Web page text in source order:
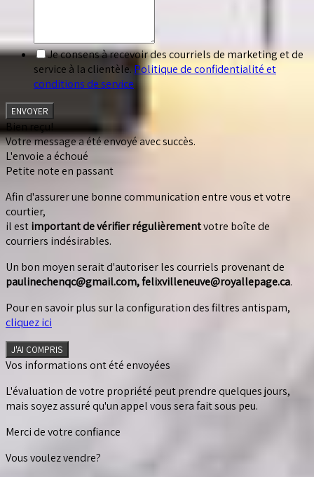
Je consens à recevoir des courriels de marketing et de
service à la clientèle.Politique de confidentialité et
conditions de service
ENVOYER
Bien reçu!
Votre message a été envoyé avec succès.
L'envoie a échoué
Petite note en passant
Afin d'assurer une bonne communication entre vous et votre
courtier,
il estimportant de vérifier régulièrementvotre boîte de
courriers indésirables.
Un bon moyen serait d'autoriser les courriels provenant de
paulinechenqc@gmail.com, felixvilleneuve@royallepage.ca.
Pour en savoir plus sur la configuration des filtres antispam,
cliquez ici
J'AI COMPRIS
Vos informations ont été envoyées
L'évaluation de votre propriété peut prendre quelques jours,
mais soyez assuré qu'un appel vous sera fait sous peu.
Merci de votre confiance
Vous voulez vendre?